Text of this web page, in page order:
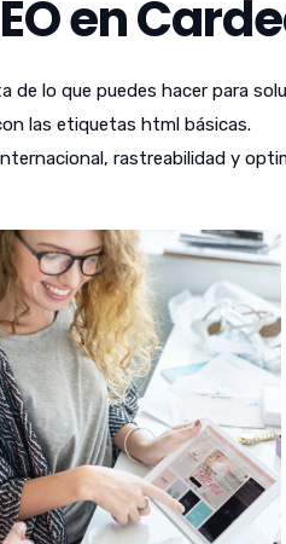
en
lo que puedes hacer para
las etiquetas html básicas.
rastreabilidad y